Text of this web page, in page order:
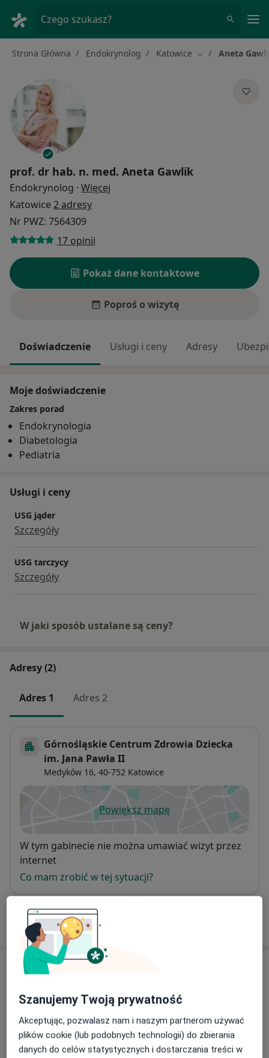
Czego szukasz?
Strona Główna Endokrynolog Katowice Zmień miasto
Aneta
prof. dr hab. n. med. Aneta Gawlik
Endokrynolog · Więcej
Katowice 2 adresy
Nr PWZ: 7564309
17 opinii
Pokaż dane kontaktowe
Poproś o wizytę
Doświadczenie Usługi i ceny Adresy
Moje doświadczenie
Zakres porad
Endokrynologia
Diabetologia
Pediatria
Usługi i ceny
USG jąder
Szczegóły
USG tarczycy
Szczegóły
W jaki sposób ustalane są ceny?
Adresy (2)
Adres 1 Adres 2
Górnośląskie Centrum Zdrowia Dziecka
im. Jana Pawła II
Medyków 16, 40-752 Katowice
Powiększ mapęotwiera się w nowej karcie
Dostępność
W tym gabinecie nie można umawiać wizyt przez
internet
Co mam zrobić w tej sytuacji?
Ubezpieczenia - brak akceptowanych
prywatnych. Możesz opłacić wizytę samodzielnie lub
znaleźć innego specjalistę, który akceptuje Twoje
ubezpieczenie.
Szanujemy Twoją prywatność
Akceptując, pozwalasz nam i naszym partnerom używać
plików cookie (lub podobnych technologii) do zbierania
danych do celów statystycznych i dostarczania treści w